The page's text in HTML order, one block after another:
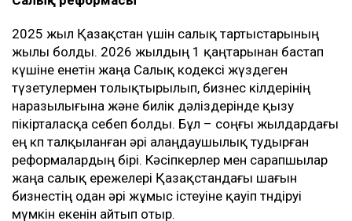
2025 жыл Қазақстан үшін салық тартыстарының
жылы болды. 2026 жылдың 1 қаңтарынан бастап
күшіне енетін жаңа Салық кодексі жүздеген
түзетулермен толықтырылып, бизнес өкілдерінің
наразылығына және билік дәліздерінде қызу
пікірталасқа себеп болды. Бұл – соңғы жылдардағы
ең көп талқыланған әрі алаңдаушылық тудырған
реформалардың бірі. Кәсіпкерлер мен сарапшылар
жаңа салық ережелері Қазақстандағы шағын
бизнестің одан әрі жұмыс істеуіне қауіп төндіруі
мүмкін екенін айтып отыр.